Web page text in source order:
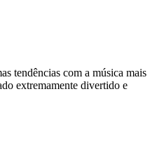
tendências com a música mais
extremamente divertido e